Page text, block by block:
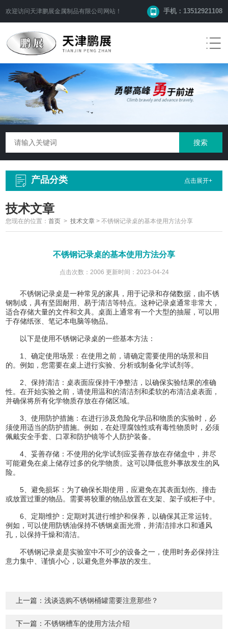
欢迎访问 天津鹏展金属制品有限公司 网站！ 手机：13512921108
产品分类 点击展开+
技术文章
您现在的位置：首页 >技术文章 >不锈钢记录桌的基本使用方法分享
不锈钢记录桌的基本使用方法分享
点击次数：2006 更新时间：2023-04-24
不锈钢记录桌是一种常见的家具，用于记录和存储数据，由不锈
钢制成，具有坚固耐用、易于清洁等特点。这种记录桌通常非常大，
适合存储大量的文件和文具。桌面上通常有一个大型的抽屉，可以用
于存储纸张、笔记本电脑等物品。
以下是使用不锈钢记录桌的一些基本方法：
1、确定使用场景：在使用之前，请确定需要使用的场景和目
的。例如，您需要在桌上进行实验、分析或制备化学试剂等。
2、保持清洁：桌表面应保持干净整洁，以确保实验结果的准确
性。在开始实验之前，请使用温和的清洁剂和柔软的布清洁桌表面，
并确保将所有化学物质存放在存储区域。
3、使用防护措施：在进行涉及危险化学品和物质的实验时，必
须使用适当的防护措施。例如，在处理腐蚀性或有毒性物质时，必须
佩戴安全手套、口罩和防护镜等个人防护装备。
4、妥善存储：不使用的化学试剂应妥善存放在存储盒中，并尽
可能避免在桌上储存过多的化学物质。这可以降低意外事故发生的风
险。
5、避免损坏：为了确保长期使用，应避免在其表面划伤、撞击
或放置过重的物品。需要将较重的物品放置在支架、架子或柜子中。
6、定期维护：定期对其进行维护和保养，以确保其正常运转。
例如，可以使用防锈油保持不锈钢桌面光滑，并清洁排水口和通风
孔，以保持干燥和清洁。
不锈钢记录桌是实验室中不可少的设备之一，使用时务必保持注
意力集中、谨慎小心，以避免意外事故的发生。
上一篇：浅谈选购不锈钢桶罐需要注意那些？
下一篇：不锈钢槽车的使用方法介绍